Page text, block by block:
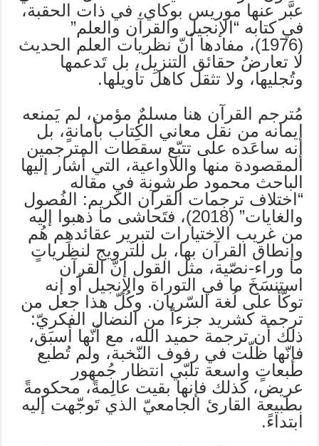
عبَّر عنها موريس بوكاي، في ذات الحقبة،
في كتابه “الإنجيل والقرآن والعلم”
(1976)، مفادها أنّ نظريات العلم الحديث
لا تعارضُ حقائق التنزيل، بل تَدعمها
وتُجليها، ولا تثقل كاهلَ تأويلها.
مُترجم القرآن هنا مسلمٌ مؤمن، لم يَمنعه
إيمانه من نقل معاني الكِتاب بأمانةٍ، بل
إنه ساعَده على تتبّع سقطات المترجمين
المقصودة منها واللاواعية، التي أشار إليها
الباحث محمود طرشونة في مقاله
“اختلاف ترجمات القرآن الكريم: الفُصول
والغايات” (2018)، فتَحاشى ما ذهبوا إليه
من غريب الاختيارات لتبرير عقائدهِم هُم
وإنطاق القرآن بها، بل للترويج لنظرياتٍ
ما وراء-نصّية، مثل القول إنّ القرآن
استنسَخَ ما في التوراة والإنجيل أو إنه
توكّأ على لُغة السّريان. وكُلّ هذا جعل من
ترجمة كشريد جزءاً من النضال الفكريّ:
ذلك أن ترجمة حميد الله، مع أنّها أسبَق،
فإنّها ظلّت في رفوف النّخبة، ولم تُطبع
طبعاتٍ واسعة تلبّي انتظار جُمهور
عريض، كذلك فإنها بقيت عالِمةً، محكومةً
بطبيعة القارئ الجامعيّ الذي تَوجّهت إليه
ابتداءً.